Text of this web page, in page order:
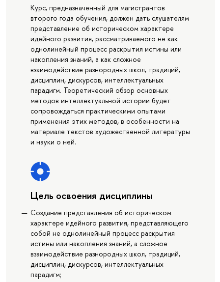
Курс, предназначенный для магистрантов
второго года обучения, должен дать слушателям
представление об историческом характере
идейного развития, рассматриваемого не как
однолинейный процесс раскрытия истины или
накопления знаний, а как сложное
взаимодействие разнородных школ, традиций,
дисциплин, дискурсов, интеллектуальных
парадигм. Теоретический обзор основных
методов интеллектуальной истории будет
сопровождаться практическими опытами
применения этих методов, в особенности на
материале текстов художественной литературы
и науки о ней.
Цель освоения дисциплины
Создание представления об историческом
характере идейного развития, представляющего
собой не однолинейный процесс раскрытия
истины или накопления знаний, а сложное
взаимодействие разнородных школ, традиций,
дисциплин, дискурсов, интеллектуальных
парадигм;